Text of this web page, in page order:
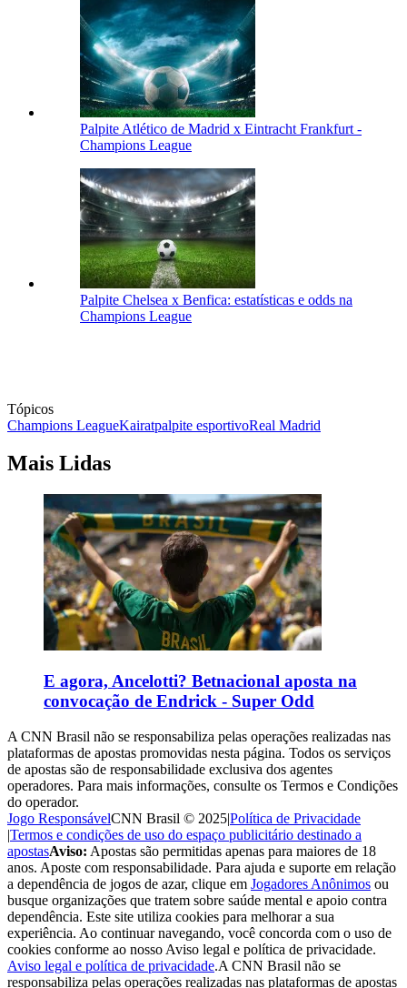
Palpite Atlético de Madrid x Eintracht Frankfurt -
Champions League
Palpite Chelsea x Benfica: estatísticas e odds na
Champions League
Tópicos
Champions LeagueKairatpalpite esportivoReal Madrid
Mais Lidas
E agora, Ancelotti? Betnacional aposta na
convocação de Endrick - Super Odd
A CNN Brasil não se responsabiliza pelas operações realizadas nas
plataformas de apostas promovidas nesta página. Todos os serviços
de apostas são de responsabilidade exclusiva dos agentes
operadores. Para mais informações, consulte os Termos e Condições
do operador.
Jogo ResponsávelCNN Brasil © 2025|Política de Privacidade
|Termos e condições de uso do espaço publicitário destinado a
apostasAviso: Apostas são permitidas apenas para maiores de 18
anos. Aposte com responsabilidade. Para ajuda e suporte em relação
a dependência de jogos de azar, clique em Jogadores Anônimos ou
busque organizações que tratem sobre saúde mental e apoio contra
dependência. Este site utiliza cookies para melhorar a sua
experiência. Ao continuar navegando, você concorda com o uso de
cookies conforme ao nosso Aviso legal e política de privacidade.
Aviso legal e política de privacidade.A CNN Brasil não se
responsabiliza pelas operações realizadas nas plataformas de apostas